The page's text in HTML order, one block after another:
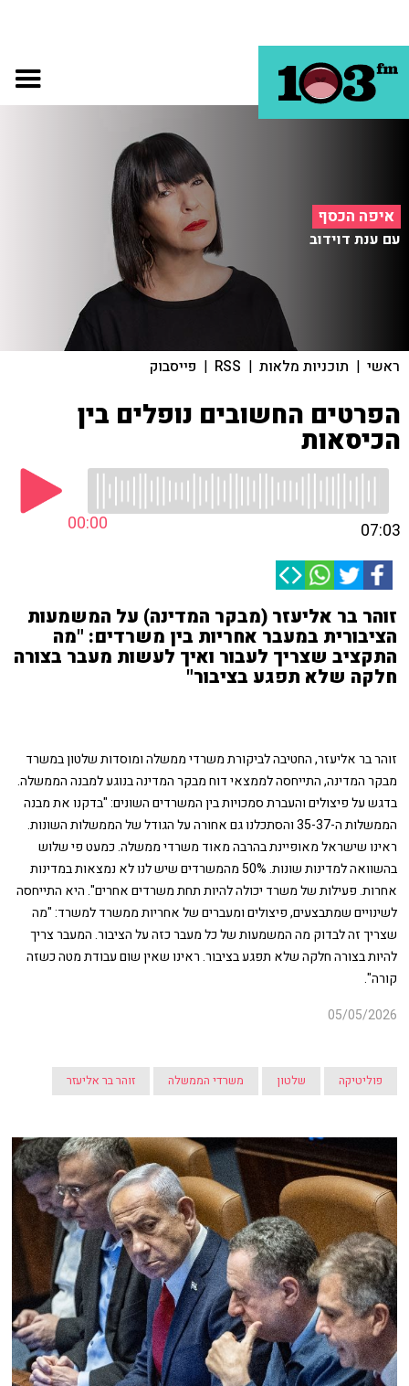
איפה הכסף
עם ענת דוידוב
ראשי | תוכניות מלאות |
RSS
| פייסבוק
הפרטים החשובים נופלים בין
הכיסאות
00:00 07:03
זוהר בר אליעזר (מבקר המדינה) על המשמעות
הציבורית במעבר אחריות בין משרדים: "מה
התקציב שצריך לעבור ואיך לעשות מעבר בצורה
חלקה שלא תפגע בציבור"
זוהר בר אליעזר, החטיבה לביקורת משרדי ממשלה ומוסדות שלטון במשרד
מבקר המדינה, התייחסה לממצאי דוח מבקר המדינה בנוגע למבנה הממשלה.
בדגש על פיצולים והעברת סמכויות בין המשרדים השונים: "בדקנו את מבנה
הממשלות ה-35-37 והסתכלנו גם אחורה על הגודל של הממשלות השונות.
ראינו שישראל מאופיינת בהרבה מאוד משרדי ממשלה. כמעט פי שלוש
בהשוואה למדינות שונות. 50% מהמשרדים שיש לנו לא נמצאות במדינות
אחרות. פעילות של משרד יכולה להיות תחת משרדים אחרים". היא התייחסה
לשינויים שמתבצעים, פיצולים ומעברים של אחריות ממשרד למשרד: "מה
שצריך זה לבדוק מה המשמעות של כל מעבר כזה על הציבור. המעבר צריך
להיות בצורה חלקה שלא תפגע בציבור. ראינו שאין שום עבודת מטה כשזה
קורה".
05/05/2026
פוליטיקה שלטון משרדי הממשלה זוהר בר אליעזר